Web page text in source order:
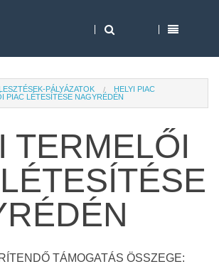
PÁLYÁZATOK
HELYI PIAC
PIAC LÉTESÍTÉSE NAGYRÉDÉN
TERMELŐI
TÁMOGATÁS ÖSSZEGE: